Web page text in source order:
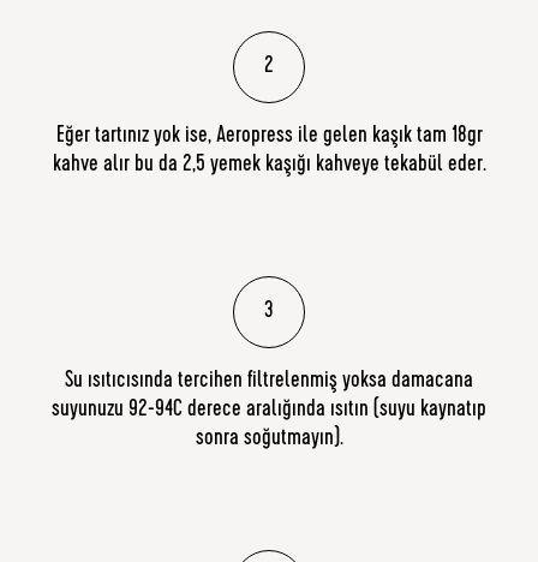
2
Eğer tartınız yok ise, Aeropress ile gelen kaşık tam 18gr
kahve alır bu da 2,5 yemek kaşığı kahveye tekabül eder.
3
Su ısıtıcısında tercihen filtrelenmiş yoksa damacana
suyunuzu 92-94C derece aralığında ısıtın (suyu kaynatıp
sonra soğutmayın).